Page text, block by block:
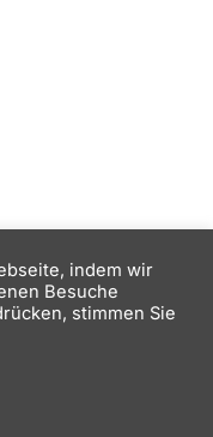
indem wir
Besuche
stimmen Sie